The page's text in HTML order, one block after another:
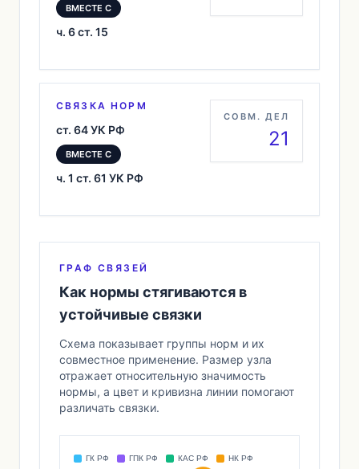
ВМЕСТЕ С
ч. 6 ст. 15
СВЯЗКА НОРМ
ст. 64 УК РФ
ВМЕСТЕ С
ч. 1 ст. 61 УК РФ
СОВМ. ДЕЛ
21
ГРАФ СВЯЗЕЙ
Как нормы стягиваются в
устойчивые связки
Схема показывает группы норм и их
совместное применение. Размер узла
отражает относительную значимость
нормы, а цвет и кривизна линии помогают
различать связки.